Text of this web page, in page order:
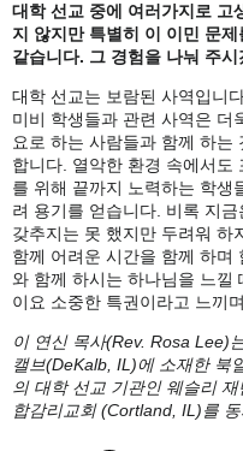
대학 선교 중에 여러가지로 고
지 않지만 특별히 이 이민 문
같습니다. 그 경험을 나눠 주시
대학 선교는 보람된 사역입니
미비 학생들과 관련 사역은 더
요로 하는 사람들과 함께 하는
합니다. 열악한 환경 속에서도
를 위해 끝까지 노력하는 학생
려 용기를 얻습니다. 비록 지
갖추지는 못 했지만 두려워 하
함께 어려운 시간을 함께 하며
와 함께 하시는 하나님을 느낄
이요 소중한 특권이라고 느끼
이 연신 목사(Rev. Rosa Lee)
캘브(DeKalb, IL)에 소재한 북
의 대학 선교 기관인 웨슬리
합감리교회 (Cortland, IL)를